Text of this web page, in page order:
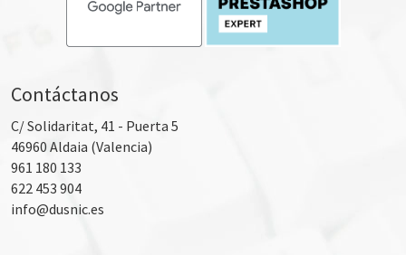
Contáctanos
C/ Solidaritat, 41 - Puerta 5
46960 Aldaia (Valencia)
961 180 133
622 453 904
info@dusnic.es